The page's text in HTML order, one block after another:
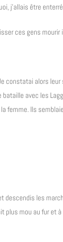
j’allais être
ces gens mourir
constatai alors
avec les
femme. Ils
descendis les
plus mou au fur et